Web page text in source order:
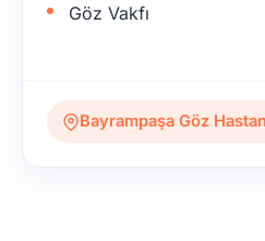
Göz Vakfı
Bayrampaşa Göz